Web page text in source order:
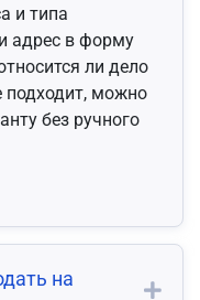
и типа
адрес в форму
ли дело
подходит, можно
без ручного
на